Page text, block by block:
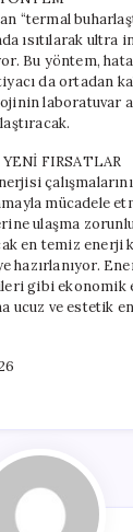
“termal
ısıtılarak ultra
Bu yöntem, hata
da ortadan
laboratuvar
FIRSATLAR
mücadele
ulaşma
en temiz enerji
gibi ekonomik
ucuz ve estetik